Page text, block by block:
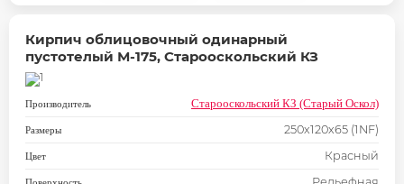
Кирпич облицовочный одинарный
пустотелый М-175, Старооскольский КЗ
Производитель Старооскольский КЗ (Старый Оскол)
Размеры 250х120х65 (1NF)
Цвет Красный